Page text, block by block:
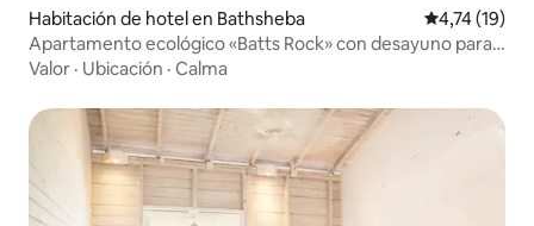
Habitación de hotel en Bathsheba Calificación
4,74 (19)
Apartamento ecológico «Batts Rock» con desayuno para
1-2
Valor · Ubicación · Calma